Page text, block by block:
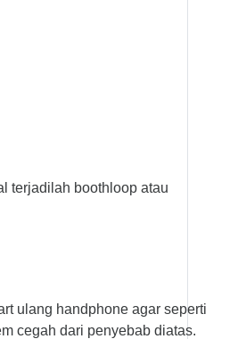
terjadilah boothloop atau
ulang handphone agar seperti
cegah dari penyebab diatas.